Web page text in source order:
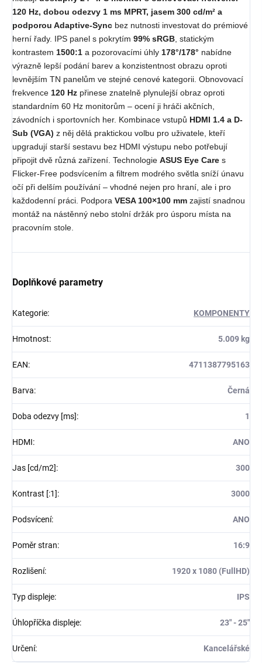
120 Hz, dobou odezvy 1 ms MPRT, jasem 300 cd/m² a
podporou Adaptive-Sync bez nutnosti investovat do prémiové
herní řady. IPS panel s pokrytím 99% sRGB, statickým
kontrastem 1500:1 a pozorovacími úhly 178°/178° nabídne
výrazně lepší podání barev a konzistentnost obrazu oproti
levnějším TN panelům ve stejné cenové kategorii. Obnovovací
frekvence 120 Hz přinese znatelně plynulejší obraz oproti
standardním 60 Hz monitorům – ocení ji hráči akčních,
závodních i sportovních her. Kombinace vstupů HDMI 1.4 a D-
Sub (VGA) z něj dělá praktickou volbu pro uživatele, kteří
upgradují starší sestavu bez HDMI výstupu nebo potřebují
připojit dvě různá zařízení. Technologie ASUS Eye Care s
Flicker-Free podsvícením a filtrem modrého světla sníží únavu
očí při delším používání – vhodné nejen pro hraní, ale i pro
každodenní práci. Podpora VESA 100×100 mm zajistí snadnou
montáž na nástěnný nebo stolní držák pro úsporu místa na
pracovním stole.
Doplňkové parametry
Kategorie: KOMPONENTY
Hmotnost: 5.009 kg
EAN: 4711387795163
Barva: Černá
Doba odezvy [ms]: 1
HDMI: ANO
Jas [cd/m2]: 300
Kontrast [:1]: 3000
Podsvícení: ANO
Poměr stran: 16:9
Rozlišení: 1920 x 1080 (FullHD)
Typ displeje: IPS
Úhlopříčka displeje: 23" - 25"
Určení: Kancelářské